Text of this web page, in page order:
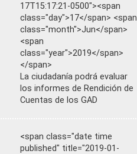
17T15:17:21-0500"><span
class="day">17</span> <span
class="month">Jun</span>
<span
class="year">2019</span>
</span>
La ciudadanía podrá evaluar
los informes de Rendición de
Cuentas de los GAD
<span class="date time
published" title="2019-01-